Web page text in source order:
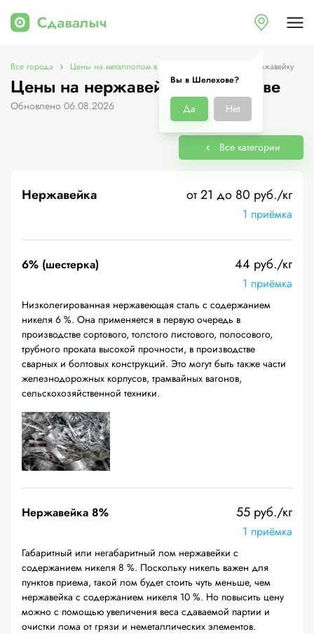
Вы в Шелехове?
Да Нет
Все города Цены на металлолом в Шелехове Цены на нержавейку
Цены на нержавейку в Шелехове
Обновлено 06.08.2026
Все категории
Нержавейка от 21 до 80 руб./кг
1 приёмка
6% (шестерка) 44 руб./кг
1 приёмка
Низколегированная нержавеющая сталь с содержанием
никеля 6 %. Она применяется в первую очередь в
производстве сортового, толстого листового, полосового,
трубного проката высокой прочности, в производстве
сварных и болтовых конструкций. Это могут быть также части
железнодорожных корпусов, трамвайных вагонов,
сельскохозяйственной техники.
Нержавейка 8% 55 руб./кг
1 приёмка
Габаритный или негабаритный лом нержавейки с
содержанием никеля 8 %. Поскольку никель важен для
пунктов приема, такой лом будет стоить чуть меньше, чем
нержавейка с содержанием никеля 10 %. Но повысить цену
можно с помощью увеличения веса сдаваемой партии и
очистки лома от грязи и неметаллических элементов.